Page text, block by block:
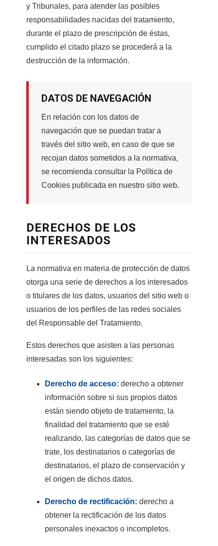
y Tribunales, para atender las posibles
responsabilidades nacidas del tratamiento,
durante el plazo de prescripción de éstas,
cumplido el citado plazo se procederá a la
destrucción de la información.
DATOS DE NAVEGACIÓN
En relación con los datos de
navegación que se puedan tratar a
través del sitio web, en caso de que se
recojan datos sometidos a la normativa,
se recomienda consultar la Política de
Cookies publicada en nuestro sitio web.
DERECHOS DE LOS
INTERESADOS
La normativa en materia de protección de datos
otorga una serie de derechos a los interesados
o titulares de los datos, usuarios del sitio web o
usuarios de los perfiles de las redes sociales
del Responsable del Tratamiento.
Estos derechos que asisten a las personas
interesadas son los siguientes:
Derecho de acceso: derecho a obtener
información sobre si sus propios datos
están siendo objeto de tratamiento, la
finalidad del tratamiento que se esté
realizando, las categorías de datos que se
trate, los destinatarios o categorías de
destinatarios, el plazo de conservación y
el origen de dichos datos.
Derecho de rectificación: derecho a
obtener la rectificación de los datos
personales inexactos o incompletos.